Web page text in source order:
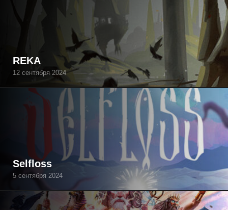
REKA
12 сентября 2024
Selfloss
5 сентября 2024